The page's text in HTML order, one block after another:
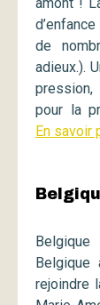
de
adieux.).
pression,
pour la
En savoir
rejoindre